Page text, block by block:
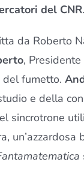
del CNR.
da Roberto
,
fumetto.
e della
sincrotrone